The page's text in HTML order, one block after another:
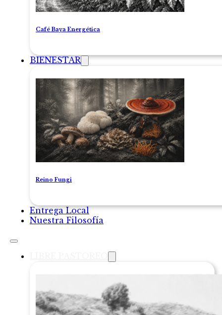
Café Baya Energética
BIENESTAR
Reino Fungi
Entrega Local
Nuestra Filosofía